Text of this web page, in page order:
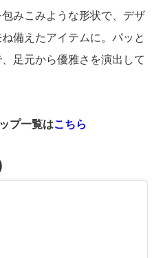
みこみような形状で、デザ
備えたアイテムに。パッと
足元から優雅さを演出して
プ一覧はこちら